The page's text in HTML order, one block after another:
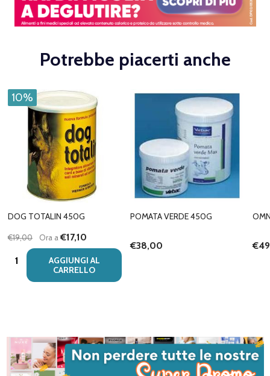
Potrebbe piacerti anche
10%
DOG TOTALIN 450G
€19,00 Ora a€17,10
Quantità:
AGGIUNGI AL
CARRELLO
POMATA VERDE 450G
€38,00